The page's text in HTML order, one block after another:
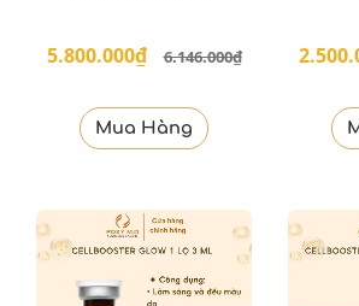
5.800.000₫ 6.146.000₫
Mua Hàng